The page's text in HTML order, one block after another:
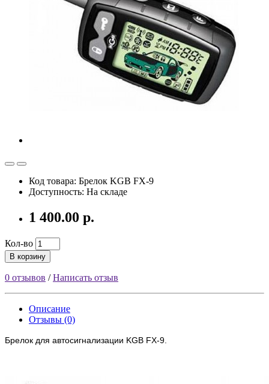
Код товара: Брелок KGB FX-9
Доступность: На складе
1 400.00 р.
Кол-во
В корзину
0 отзывов /Написать отзыв
Описание
Отзывы (0)
Брелок для автосигнализации KGB FX-9.